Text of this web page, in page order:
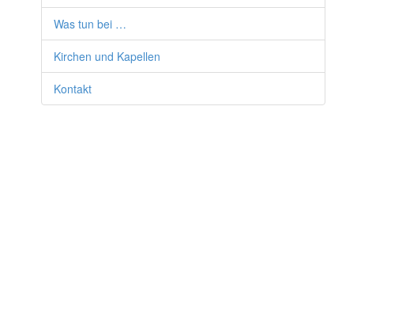
Was tun bei …
Kirchen und Kapellen
Kontakt